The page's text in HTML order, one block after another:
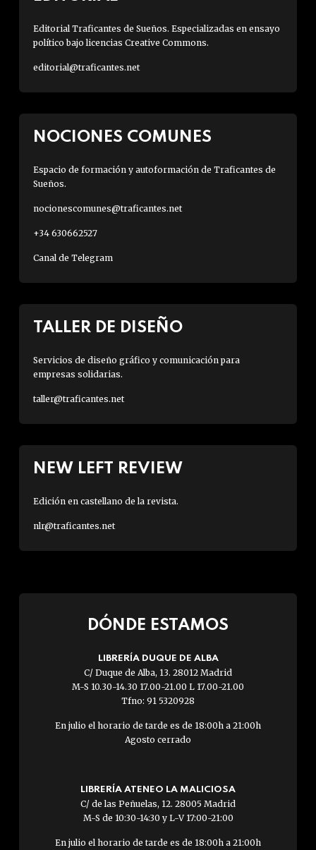
Editorial Traficantes de Sueños. Especializadas en ensayo
político bajo licencias Creative Commons.
editorial@traficantes.net
NOCIONES COMUNES
Espacio de formación y autoformación de Traficantes de
Sueños.
nocionescomunes@traficantes.net
+34 630662527
Canal de Telegram
TALLER DE DISEÑO
Servicios de diseño gráfico y comunicación para
empresas solidarias.
taller@traficantes.net
NEW LEFT REVIEW
Edición en castellano de la revista.
nlr@traficantes.net
DÓNDE ESTAMOS
LIBRERÍA DUQUE DE ALBA
C/ Duque de Alba, 13. 28012 Madrid
M-S 10.30-14.30 17.00-21.00 L 17.00-21.00
Tfno: 91 5320928
En julio el horario de tarde es de 18:00h a 21:00h
Agosto cerrado
LIBRERÍA ATENEO LA MALICIOSA
C/ de las Peñuelas, 12. 28005 Madrid
M-S de 10:30-14:30 y L-V 17:00-21:00
En julio el horario de tarde es de 18:00h a 21:00h